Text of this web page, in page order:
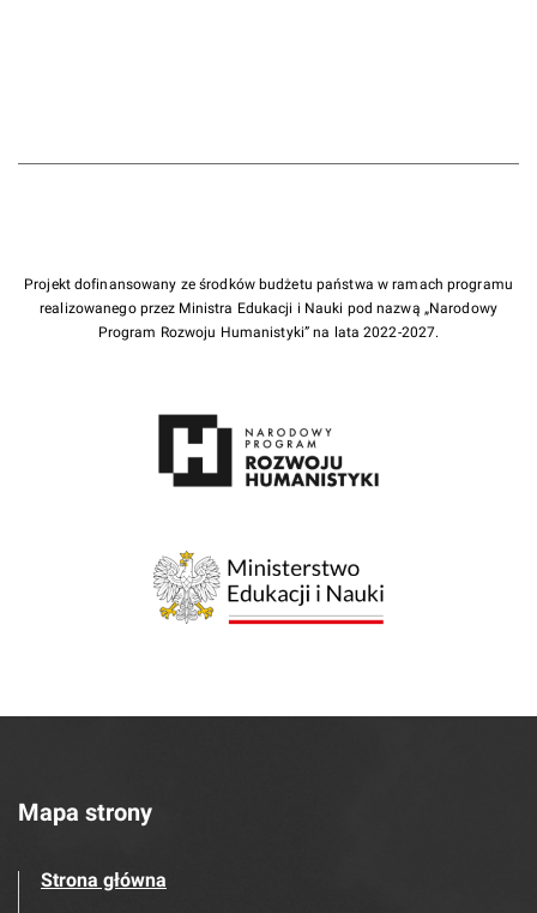
Projekt dofinansowany ze środków budżetu państwa w ramach programu
realizowanego przez Ministra Edukacji i Nauki pod nazwą „Narodowy
Program Rozwoju Humanistyki” na lata 2022-2027.
Mapa strony
Strona główna